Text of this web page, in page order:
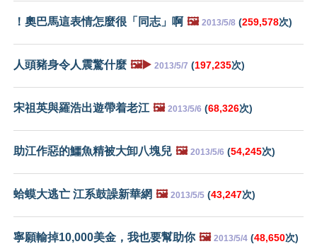
！奧巴馬這表情怎麼很「同志」啊 🖼️ 2013/5/8 (259,578次)
人頭豬身令人震驚什麼 🖼️▶️ 2013/5/7 (197,235次)
宋祖英與羅浩出遊帶着老江 🖼️ 2013/5/6 (68,326次)
助江作惡的鱷魚精被大卸八塊兒 🖼️ 2013/5/6 (54,245次)
蛤蟆大逃亡 江系鼓譟新華網 🖼️ 2013/5/5 (43,247次)
寧願輸掉10,000美金，我也要幫助你 🖼️ 2013/5/4 (48,650次)